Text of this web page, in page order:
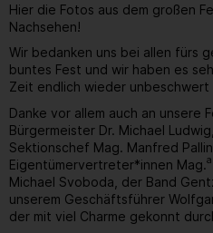
Hier die Fotos aus dem großen
Nachsehen!
Wir bedanken uns bei allen fürs
buntes Fest und wir haben es
Zeit endlich wieder unbeschwert
Danke vor allem auch an unsere
Bürgermeister Dr. Michael
Sektionschef Mag. Manfred
Eigentümervertreter*innen Mag.a
Michael Svoboda, der Band
unserem Geschäftsführer
der mit viel Charme gekonnt